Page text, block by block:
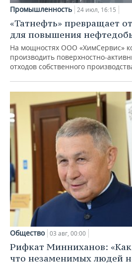
Промышленность 24 июл, 16:15
«Татнефть» превращает
для повышения
На мощностях ООО «ХимСервис»
производить поверхностно-
отходов собственного
Общество 03 авг, 00:00
Рифкат Минниханов:
что незаменимых людей